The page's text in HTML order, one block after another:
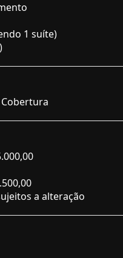
1 suíte)
a alteração